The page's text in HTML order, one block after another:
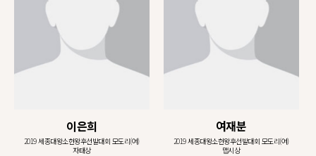
이은희
2019 세종대왕소헌왕후선발대회 모도리(여)
자태상
여재분
2019 세종대왕소헌왕후선발대회 모도리(여)
맵시상